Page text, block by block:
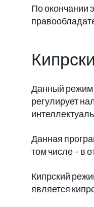
По окончании
Данный режим
регулирует
Данная
том числе – в
Кипрский
является